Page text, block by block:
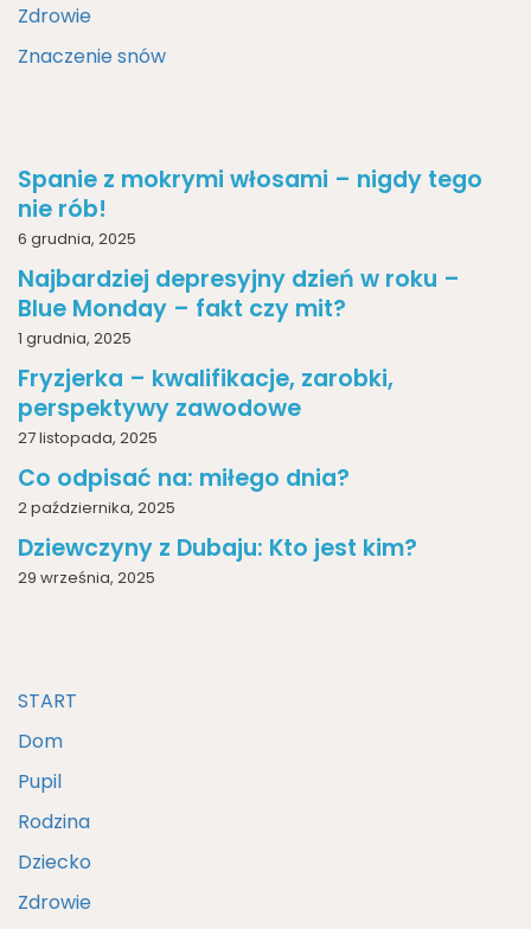
Zdrowie
Znaczenie snów
Spanie z mokrymi włosami – nigdy tego
nie rób!
6 grudnia, 2025
Najbardziej depresyjny dzień w roku –
Blue Monday – fakt czy mit?
1 grudnia, 2025
Fryzjerka – kwalifikacje, zarobki,
perspektywy zawodowe
27 listopada, 2025
Co odpisać na: miłego dnia?
2 października, 2025
Dziewczyny z Dubaju: Kto jest kim?
29 września, 2025
START
Dom
Pupil
Rodzina
Dziecko
Zdrowie